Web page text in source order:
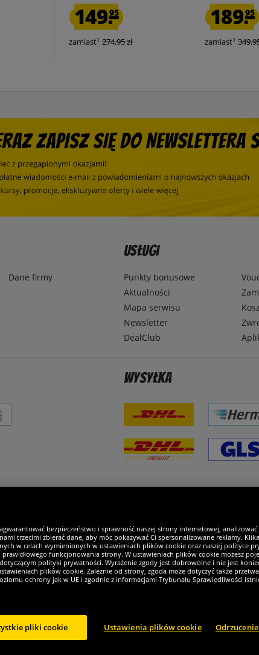
149.95
zamiast1 274,95 zł
189.95
zamiast1
Dane firmy
Usługi
Punkty bonusowe
Aktualności
Mapa serwisu
Newsletter
DealClub
Wysyłka
wyjątkowi
bezpieczeństwo i sprawność naszej strony internetowej,
trzecimi zbierać dane, aby móc pokazywać Ci spersonalizowane reklamy.
w celach wymienionych w ustawieniach plików cookie oraz naszej polityce
funkcjonowania strony. W ustawieniach plików cookie możesz
polityki prywatności. Wyrażenie zgody jest dobrowolne i nie jest
plików cookie. Zależnie od strony, zgoda może dotyczyć także
ochrony jak w UE i zgodnie z informacjami Trybunału Sprawiedliwości
Ustawienia plików cookie
pliki cookie